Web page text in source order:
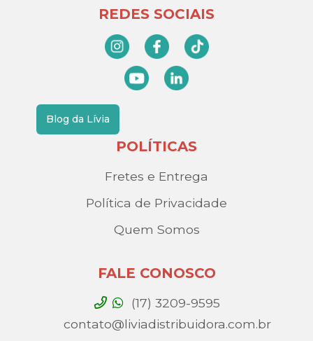
REDES SOCIAIS
Blog da Lívia
POLÍTICAS
Fretes e Entrega
Política de Privacidade
Quem Somos
FALE CONOSCO
(17) 3209-9595
contato@liviadistribuidora.com.br